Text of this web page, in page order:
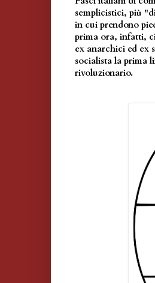
semplicistici, più
in cui prendono
prima ora, infatti,
ex anarchici ed ex
socialista la prima
rivoluzionario.